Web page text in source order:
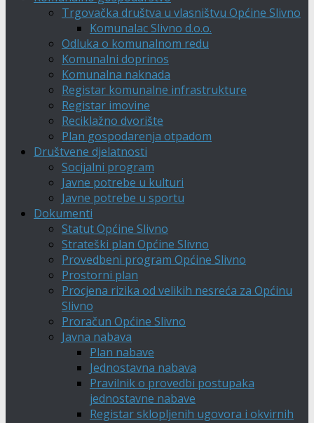
Trgovačka društva u vlasništvu Općine Slivno
Komunalac Slivno d.o.o.
Odluka o komunalnom redu
Komunalni doprinos
Komunalna naknada
Registar komunalne infrastrukture
Registar imovine
Reciklažno dvorište
Plan gospodarenja otpadom
Društvene djelatnosti
Socijalni program
Javne potrebe u kulturi
Javne potrebe u sportu
Dokumenti
Statut Općine Slivno
Strateški plan Općine Slivno
Provedbeni program Općine Slivno
Prostorni plan
Procjena rizika od velikih nesreća za Općinu
Slivno
Proračun Općine Slivno
Javna nabava
Plan nabave
Jednostavna nabava
Pravilnik o provedbi postupaka
jednostavne nabave
Registar sklopljenih ugovora i okvirnih